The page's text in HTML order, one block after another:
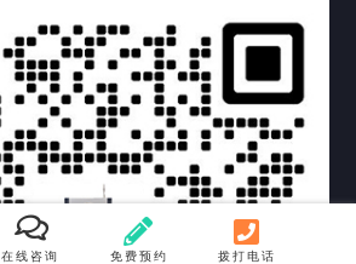
在线咨询 免费预约 拨打电话